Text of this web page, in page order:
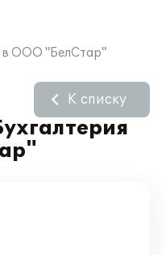
в ООО "БелСтар"
К списку